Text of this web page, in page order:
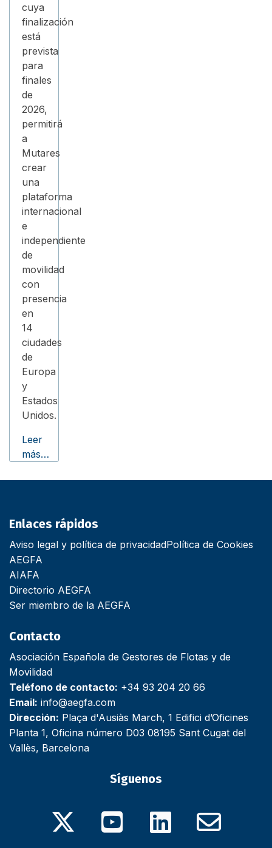
cuya
finalización
está
prevista
para
finales
de
2026,
permitirá
a
Mutares
crear
una
plataforma
internacional
e
independiente
de
movilidad
con
presencia
en
14
ciudades
de
Europa
y
Estados
Unidos.
Leer
más…
Enlaces rápidos
Aviso legal y política de privacidadPolítica de Cookies
AEGFA
AIAFA
Directorio AEGFA
Ser miembro de la AEGFA
Contacto
Asociación Española de Gestores de Flotas y de
Movilidad
Teléfono de contacto: +34 93 204 20 66
Email: info@aegfa.com
Dirección: Plaça d'Ausiàs March, 1 Edifici d’Oficines
Planta 1, Oficina número D03 08195 Sant Cugat del
Vallès, Barcelona
Síguenos